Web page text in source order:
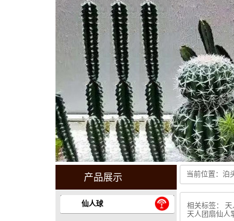
产品展示
Guang hui stoves center
仙人球
当前位置： 泊
相关标签： 天
天人团扇仙人